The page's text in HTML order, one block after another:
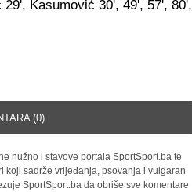
Kasumović 30', 49', 57', 80',
(0)
nužno i stavove portala SportSport.ba te
koji sadrže vrijeđanja, psovanja i vulgaran
SportSport.ba da obriše sve komentare